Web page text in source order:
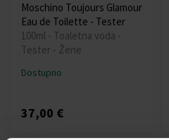
Moschino Toujours Glamour
Eau de Toilette - Tester
100ml - Toaletna voda -
Tester - Žene
Dostupno
37,00 €